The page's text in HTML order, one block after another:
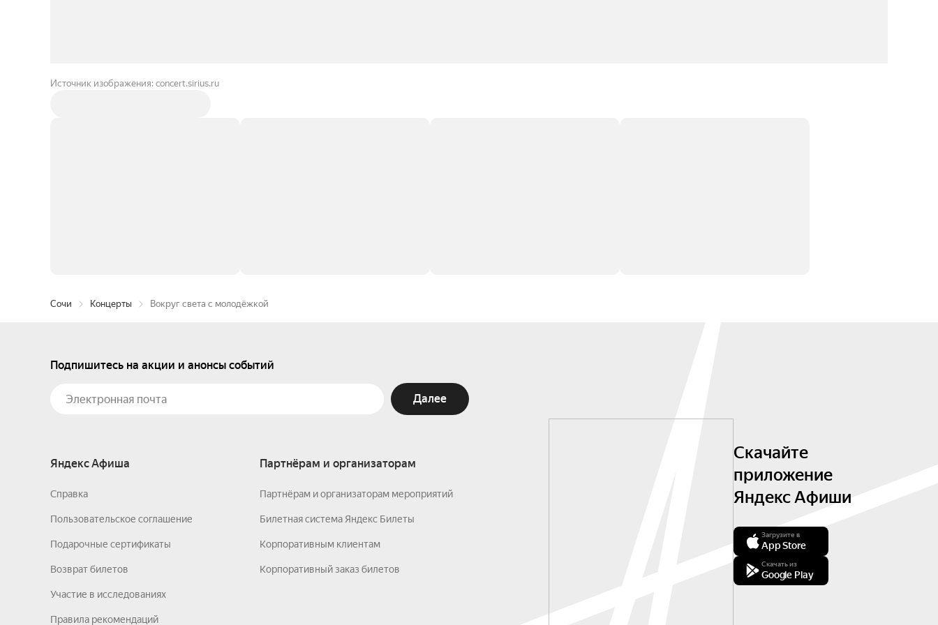
Источник изображения: concert.sirius.ru
Сочи Концерты Вокруг света с молодёжкой
Подпишитесь на акции и анонсы событий
Далее
Яндекс Афиша
Справка
Пользовательское соглашение
Подарочные сертификаты
Возврат билетов
Участие в исследованиях
Правила рекомендаций
Партнёрам и организаторам
Партнёрам и организаторам мероприятий
Билетная система Яндекс Билеты
Корпоративным клиентам
Корпоративный заказ билетов
Скачайте
приложение
Яндекс Афиши
Загрузите в
App Store
Скачать из
Google Play